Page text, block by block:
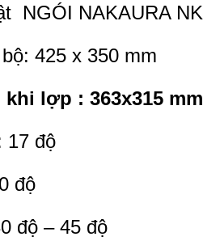
NGÓI NAKAURA NK
425 x 350 mm
lợp : 363x315 mm
17 độ
độ
độ – 45 độ